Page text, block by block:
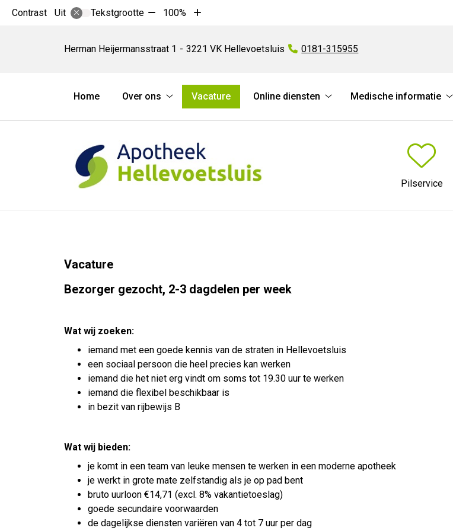
Contrast Uit Tekstgrootte Tekst
10%
100%
Tekst
10%
HellevoetsluisHerman Heijermansstraat 1 3221 VK Hellevoetsluis Tel:
0181-315955
Hoofdmenu
Home
Over ons
Over
ons
Vacature
Online diensten
diensten
Medische informatie
Pilservice
Vacature
Bezorger gezocht, 2-3 dagdelen per week
Wat wij zoeken:
iemand met een goede kennis van de straten in Hellevoetsluis
een sociaal persoon die heel precies kan werken
iemand die het niet erg vindt om soms tot 19.30 uur te werken
iemand die flexibel beschikbaar is
in bezit van rijbewijs B
Wat wij bieden:
je komt in een team van leuke mensen te werken in een moderne apotheek
je werkt in grote mate zelfstandig als je op pad bent
bruto uurloon €14,71 (excl. 8% vakantietoeslag)
goede secundaire voorwaarden
de dagelijkse diensten variëren van 4 tot 7 uur per dag